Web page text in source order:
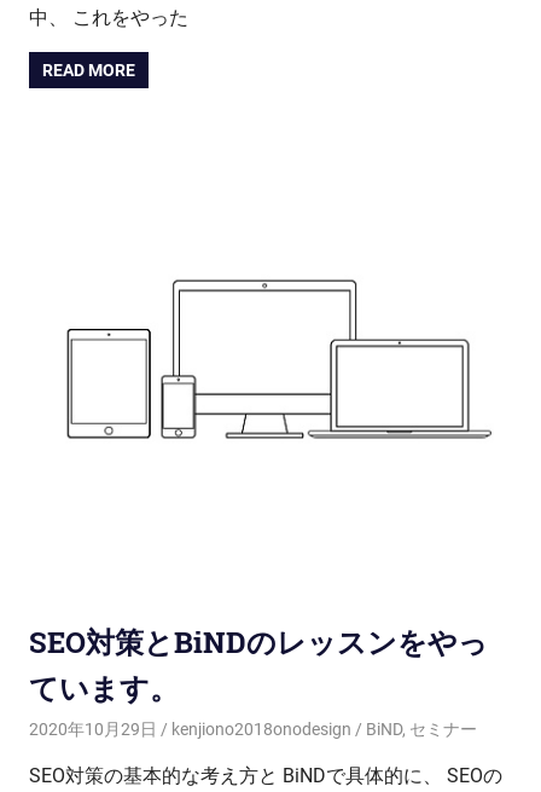
中、 これをやった
READ MORE
SEO対策とBiNDのレッスンをやっ
ています。
2020年10月29日 kenjiono2018onodesign BiND, セミナー
SEO対策の基本的な考え方と BiNDで具体的に、 SEOの